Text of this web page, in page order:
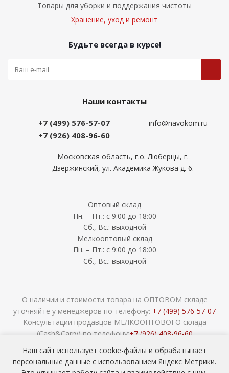
Товары для уборки и поддержания чистоты
Хранение, уход и ремонт
Будьте всегда в курсе!
Наши контакты
+7 (499) 576-57-07
+7 (926) 408-96-60
info@navokom.ru
Московская область, г.о. Люберцы, г.
Дзержинский, ул. Академика Жукова д. 6.
Оптовый склад
Пн. – Пт.: с 9:00 до 18:00
Сб., Вс.: выходной
Мелкооптовый склад
Пн. – Пт.: с 9:00 до 18:00
Сб., Вс.: выходной
О наличии и стоимости товара на ОПТОВОМ складе
уточняйте у менеджеров по телефону: +7 (499) 576-57-07
Консультации продавцов МЕЛКООПТОВОГО склада
(Cash&Carry) по телефону:+7 (926) 408-96-60
сада ОПТОМ
Наш сайт использует cookie-файлы и обрабатывает
персональные данные с использованием Яндекс Метрики.